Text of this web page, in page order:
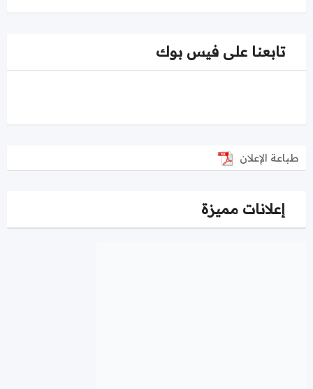
تابعنا على فيس بوك
طباعة الإعلان
إعلانات مميزة